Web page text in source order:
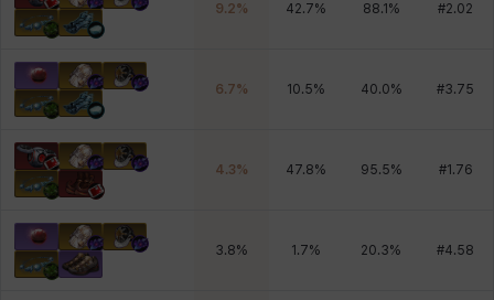
9.2% 42.7% 88.1 % #2.02
6.7% 10.5% 40.0% #3.75
4.3% 47.8% 95.5% #1.76
3.8% 1.7% 20.3% #4.58